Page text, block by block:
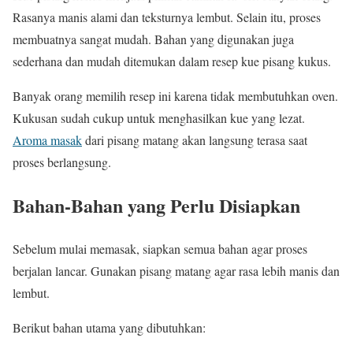
Rasanya manis alami dan teksturnya lembut. Selain itu, proses
membuatnya sangat mudah. Bahan yang digunakan juga
sederhana dan mudah ditemukan dalam resep kue pisang kukus.
Banyak orang memilih resep ini karena tidak membutuhkan oven.
Kukusan sudah cukup untuk menghasilkan kue yang lezat.
Aroma masakdari pisang matang akan langsung terasa saat
proses berlangsung.
Bahan-Bahan yang Perlu Disiapkan
Sebelum mulai memasak, siapkan semua bahan agar proses
berjalan lancar. Gunakan pisang matang agar rasa lebih manis dan
lembut.
Berikut bahan utama yang dibutuhkan: